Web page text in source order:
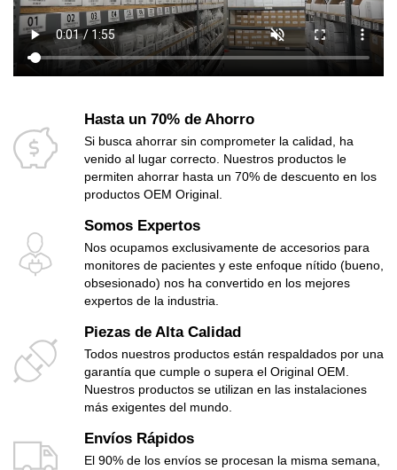
Hasta un 70% de Ahorro
Si busca ahorrar sin comprometer la calidad, ha
venido al lugar correcto. Nuestros productos le
permiten ahorrar hasta un 70% de descuento en los
productos OEM Original.
Somos Expertos
Nos ocupamos exclusivamente de accesorios para
monitores de pacientes y este enfoque nítido (bueno,
obsesionado) nos ha convertido en los mejores
expertos de la industria.
Piezas de Alta Calidad
Todos nuestros productos están respaldados por una
garantía que cumple o supera el Original OEM.
Nuestros productos se utilizan en las instalaciones
más exigentes del mundo.
Envíos Rápidos
El 90% de los envíos se procesan la misma semana,